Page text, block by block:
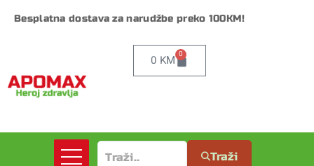
Besplatna dostava za narudžbe preko 100KM!
0 KM 0
Traži